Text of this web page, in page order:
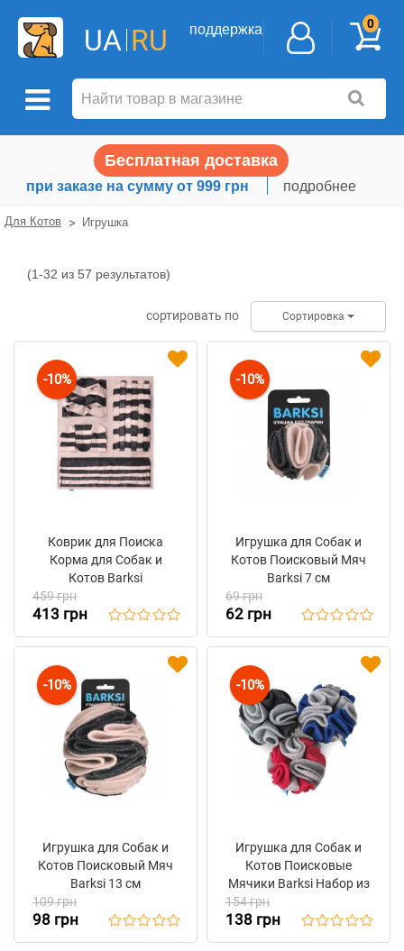
UA RU поддержка 0
Бесплатная доставка
при заказе на сумму от 999 грн подробнее
Для Котов Игрушка
Игрушка
(1-32 из 57 результатов)
сортировать по Сортировка
-10%
Коврик для Поиска
Корма для Собак и
Котов Barksi
459 грн
413 грн
-10%
Игрушка для Собак и
Котов Поисковый Мяч
Barksi 7 см
69 грн
62 грн
-10%
Игрушка для Собак и
Котов Поисковый Мяч
Barksi 13 см
109 грн
98 грн
-10%
Игрушка для Собак и
Котов Поисковые
Мячики Barksi Набор из
154 грн
138 грн